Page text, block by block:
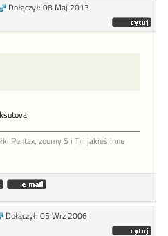
Dołączył: 08 Maj 2013
Pentax, zoomy S i T) i jakieś inne
Dołączył: 05 Wrz 2006